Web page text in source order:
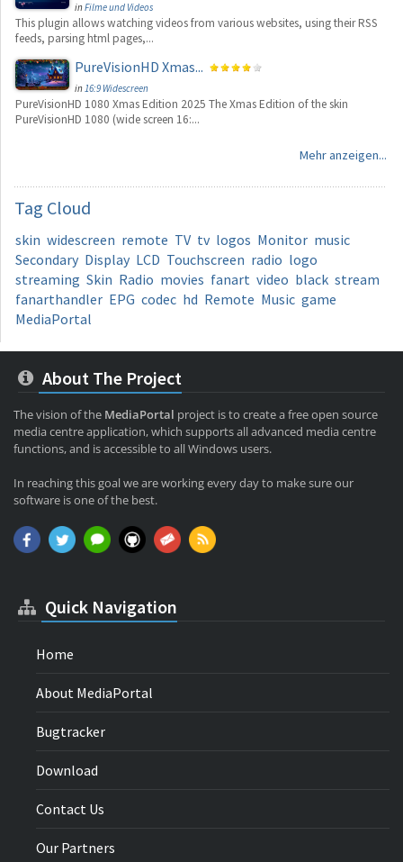
inFilme und Videos
This plugin allows watching videos from various websites, using their RSS
feeds, parsing html pages,...
PureVisionHD Xmas...
in16:9 Widescreen
PureVisionHD 1080 Xmas Edition 2025 The Xmas Edition of the skin
PureVisionHD 1080 (wide screen 16:...
Mehr anzeigen...
Tag Cloud
skin widescreen remote TV tv logos Monitor music
Secondary Display LCD Touchscreen radio logo
streaming Skin Radio movies fanart video black stream
fanarthandler EPG codec hd Remote Music game
MediaPortal
About The Project
The vision of the MediaPortal project is to create a free open source
media centre application, which supports all advanced media centre
functions, and is accessible to all Windows users.
In reaching this goal we are working every day to make sure our
software is one of the best.
Quick Navigation
Home
About MediaPortal
Bugtracker
Download
Contact Us
Our Partners